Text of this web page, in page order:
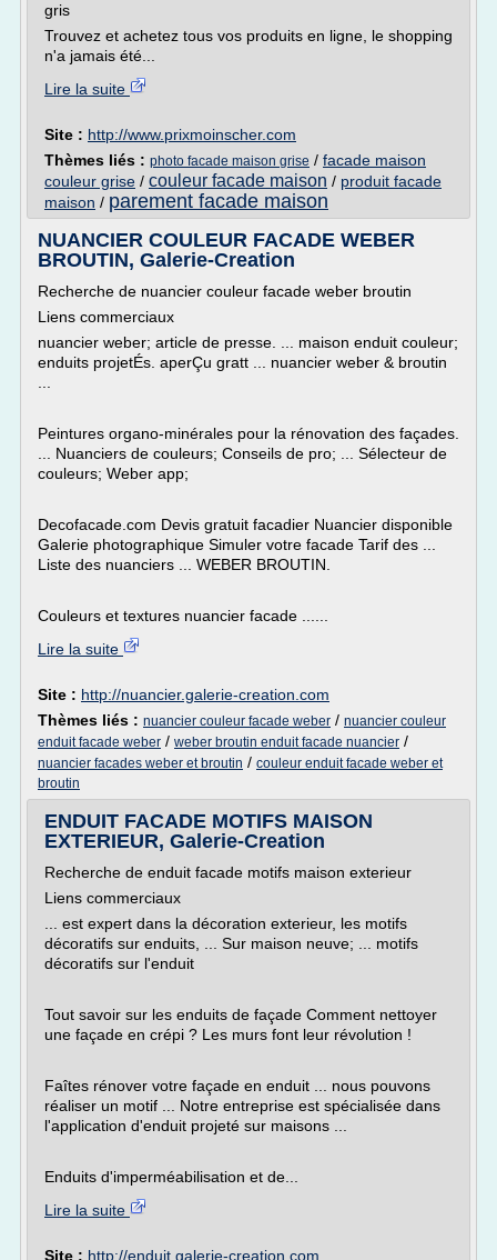
gris
Trouvez et achetez tous vos produits en ligne, le shopping
n'a jamais été...
Lire la suite
Site : http://www.prixmoinscher.com
Thèmes liés : photo facade maison grise / facade maison
couleur grise / couleur facade maison / produit facade
maison / parement facade maison
NUANCIER COULEUR FACADE WEBER
BROUTIN, Galerie-Creation
Recherche de nuancier couleur facade weber broutin
Liens commerciaux
nuancier weber; article de presse. ... maison enduit couleur;
enduits projetÉs. aperÇu gratt ... nuancier weber & broutin
Peintures organo-minérales pour la rénovation des façades.
... Nuanciers de couleurs; Conseils de pro; ... Sélecteur de
couleurs; Weber app;
Decofacade.com Devis gratuit facadier Nuancier disponible
Galerie photographique Simuler votre facade Tarif des ...
Liste des nuanciers ... WEBER BROUTIN.
Couleurs et textures nuancier facade ......
Lire la suite
Site : http://nuancier.galerie-creation.com
Thèmes liés : nuancier couleur facade weber / nuancier couleur
enduit facade weber / weber broutin enduit facade nuancier /
nuancier facades weber et broutin / couleur enduit facade weber et
broutin
ENDUIT FACADE MOTIFS MAISON
EXTERIEUR, Galerie-Creation
Recherche de enduit facade motifs maison exterieur
Liens commerciaux
... est expert dans la décoration exterieur, les motifs
décoratifs sur enduits, ... Sur maison neuve; ... motifs
décoratifs sur l'enduit
Tout savoir sur les enduits de façade Comment nettoyer
une façade en crépi ? Les murs font leur révolution !
Faîtes rénover votre façade en enduit ... nous pouvons
réaliser un motif ... Notre entreprise est spécialisée dans
l'application d'enduit projeté sur maisons ...
Enduits d'imperméabilisation et de...
Lire la suite
Site : http://enduit.galerie-creation.com